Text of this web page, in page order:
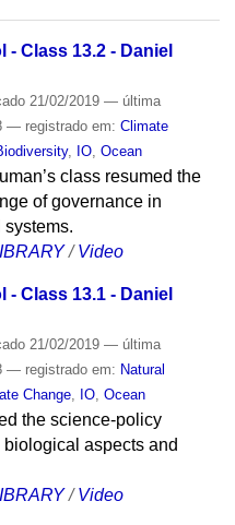
Class 13.2 - Daniel
21/02/2019 — última
— registrado em: Climate
, IO, Ocean
class resumed the
of governance in
/Video
Class 13.1 - Daniel
21/02/2019 — última
— registrado em: Natural
Change, IO, Ocean
the science-policy
aspects and
/Video